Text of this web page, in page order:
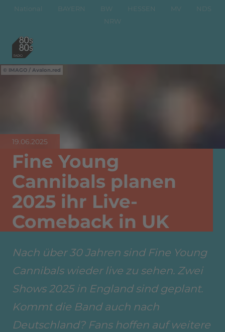
National BAYERN BW HESSEN MV
NDS
NRW
IMAGO / Avalon.red
19.06.2025
Fine Young
Cannibals planen
2025 ihr Live-
Comeback in UK
Nach über 30 Jahren sind Fine Young
Cannibals wieder live zu sehen. Zwei
Shows 2025 in England sind geplant.
Kommt die Band auch nach
Deutschland? Fans hoffen auf weitere